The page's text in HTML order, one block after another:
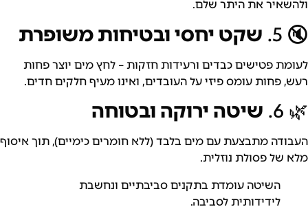
את היתר שלם.
שקט יחסי ובטיחות משופרת
פטישים כבדים ורעידות חזקות – לחץ מים יוצר פחות
עומס פיזי על העובדים, ואינו מעיף חלקים חדים.
שיטה ירוקה ובטוחה
מתבצעת עם מים בלבד (ללא חומרים כימיים), תוך איסוף
פסולת נוזלית.
השיטה עומדת בתקנים סביבתיים ונחשבת
לידידותית לסביבה.